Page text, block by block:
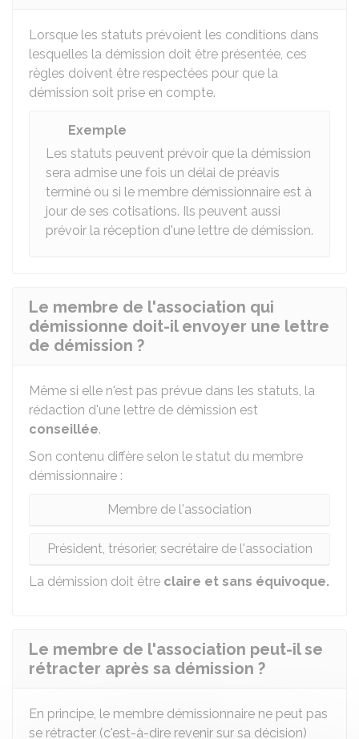
Lorsque les statuts prévoient les conditions dans
lesquelles la démission doit être présentée, ces
règles doivent être respectées pour que la
démission soit prise en compte.
Exemple
Les statuts peuvent prévoir que la démission
sera admise une fois un délai de préavis
terminé ou si le membre démissionnaire est à
jour de ses cotisations. Ils peuvent aussi
prévoir la réception d'une lettre de démission.
Le membre de l'association qui
démissionne doit-il envoyer une lettre
de démission ?
Même si elle n'est pas prévue dans les statuts, la
rédaction d'une lettre de démission est
conseillée.
Son contenu diffère selon le statut du membre
démissionnaire :
Membre de l'association
Président, trésorier, secrétaire de l'association
La démission doit être claire et sans équivoque.
Le membre de l'association peut-il se
rétracter après sa démission ?
En principe, le membre démissionnaire ne peut pas
se rétracter (c'est-à-dire revenir sur sa décision)